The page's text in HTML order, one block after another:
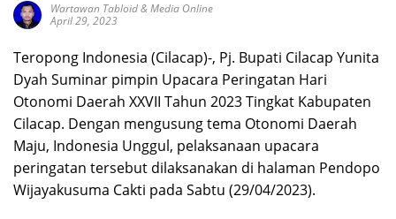
Wartawan Tabloid & Media Online
April 29, 2023
Teropong Indonesia (Cilacap)-, Pj. Bupati Cilacap Yunita
Dyah Suminar pimpin Upacara Peringatan Hari
Otonomi Daerah XXVII Tahun 2023 Tingkat Kabupaten
Cilacap. Dengan mengusung tema Otonomi Daerah
Maju, Indonesia Unggul, pelaksanaan upacara
peringatan tersebut dilaksanakan di halaman Pendopo
Wijayakusuma Cakti pada Sabtu (29/04/2023).